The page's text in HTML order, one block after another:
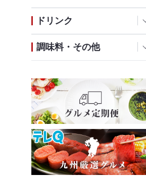
ドリンク
調味料・その他